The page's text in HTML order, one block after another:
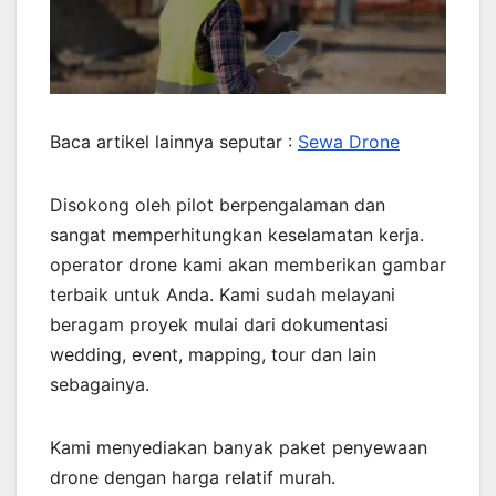
Baca artikel lainnya seputar : Sewa Drone
Disokong oleh pilot berpengalaman dan
sangat memperhitungkan keselamatan kerja.
operator drone kami akan memberikan gambar
terbaik untuk Anda. Kami sudah melayani
beragam proyek mulai dari dokumentasi
wedding, event, mapping, tour dan lain
sebagainya.
Kami menyediakan banyak paket penyewaan
drone dengan harga relatif murah.